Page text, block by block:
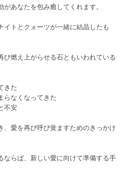
あなたを包み癒してくれます。
イトとクォーツが一緒に結晶したも
び燃え上がらせる石ともいわれている
きた
らなくなってきた
不安
、愛を再び呼び覚ますためのきっかけ
ならば、新しい愛に向けて準備する手